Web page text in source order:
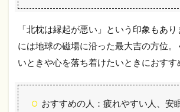
しさ
を引
き出
す
｜実
「北枕は縁起が悪い」という印象もあ
には地球の磁場に沿った最大吉の方位。
いときや心を落ち着けたいときにおすす
おすすめの人：疲れやすい人、安